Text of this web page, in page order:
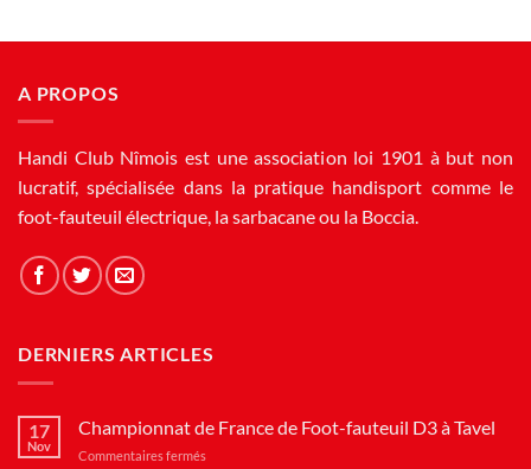
A PROPOS
Handi Club Nîmois est une association loi 1901 à but non
lucratif, spécialisée dans la pratique handisport comme le
foot-fauteuil électrique, la sarbacane ou la Boccia.
DERNIERS ARTICLES
17
Nov
Championnat de France de Foot-fauteuil D3 à Tavel
Commentaires fermés